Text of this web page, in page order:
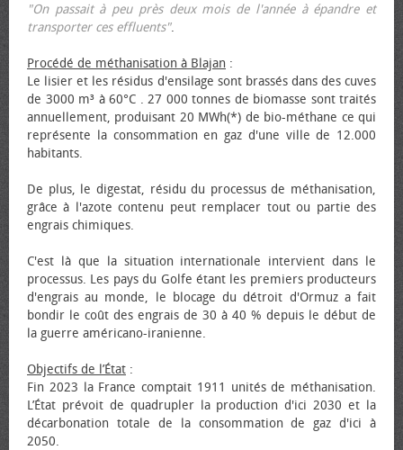
"On passait à peu près deux mois de l'année à épandre et
transporter ces effluents".
Procédé de méthanisation à Blajan :
Le lisier et les résidus d'ensilage sont brassés dans des cuves
de 3000 m³ à 60°C . 27 000 tonnes de biomasse sont traités
annuellement, produisant 20 MWh(*) de bio-méthane ce qui
représente la consommation en gaz d'une ville de 12.000
habitants.
De plus, le digestat, résidu du processus de méthanisation,
grâce à l'azote contenu peut remplacer tout ou partie des
engrais chimiques.
C'est là que la situation internationale intervient dans le
processus. Les pays du Golfe étant les premiers producteurs
d'engrais au monde, le blocage du détroit d'Ormuz a fait
bondir le coût des engrais de 30 à 40 % depuis le début de
la guerre américano-iranienne.
Objectifs de l’État :
Fin 2023 la France comptait 1911 unités de méthanisation.
L’État prévoit de quadrupler la production d'ici 2030 et la
décarbonation totale de la consommation de gaz d'ici à
2050.